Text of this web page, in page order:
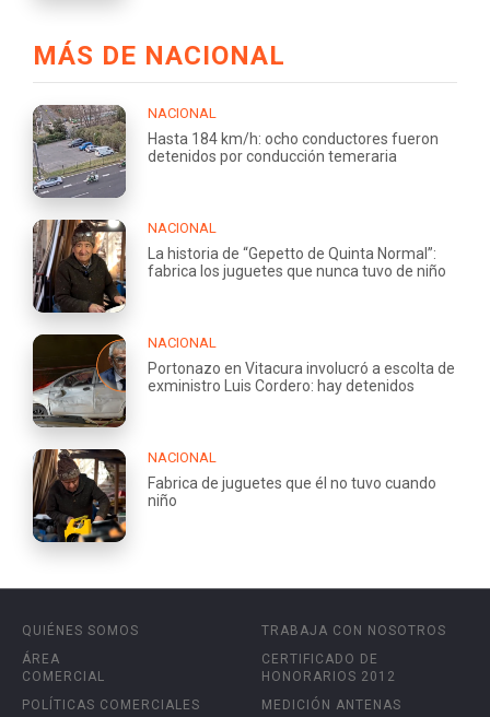
MÁS DE NACIONAL
NACIONAL
Hasta 184 km/h: ocho conductores fueron
detenidos por conducción temeraria
NACIONAL
La historia de “Gepetto de Quinta Normal”:
fabrica los juguetes que nunca tuvo de niño
NACIONAL
Portonazo en Vitacura involucró a escolta de
exministro Luis Cordero: hay detenidos
NACIONAL
Fabrica de juguetes que él no tuvo cuando
niño
QUIÉNES SOMOS
ÁREA
COMERCIAL
POLÍTICAS COMERCIALES
TRABAJA CON NOSOTROS
CERTIFICADO DE
HONORARIOS 2012
MEDICIÓN ANTENAS